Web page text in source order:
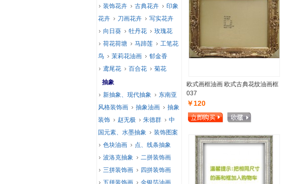
欧式画框油画 欧式古典花纹油画框
037
￥120
装饰花卉
古典花卉
印象
花卉
刀画花卉
写实花卉
向日葵
牡丹花
玫瑰花
荷花荷塘
马蹄莲
工笔花
鸟
茉莉花油画
郁金香
鸢尾花
百合花
菊花
抽象
新抽象、现代抽象
东南亚
风格装饰画
抽象油画
抽象
装饰
赵无极 朱德群
中
国元素、水墨抽象
装饰图案
色块油画
点、线条抽象
波洛克抽象
二拼装饰画
三拼装饰画
四拼装饰画
五拼装饰画
金银箔油画